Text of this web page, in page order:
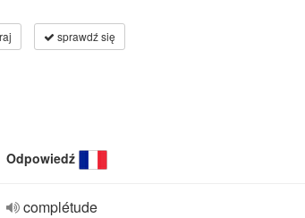
sprawdź się
Odpowiedź
complétude